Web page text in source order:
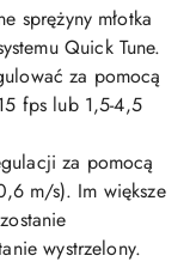
sprężyny młotka
Quick Tune.
za pomocą
fps lub 1,5-4,5
za pomocą
m/s). Im większe
wystrzelony.